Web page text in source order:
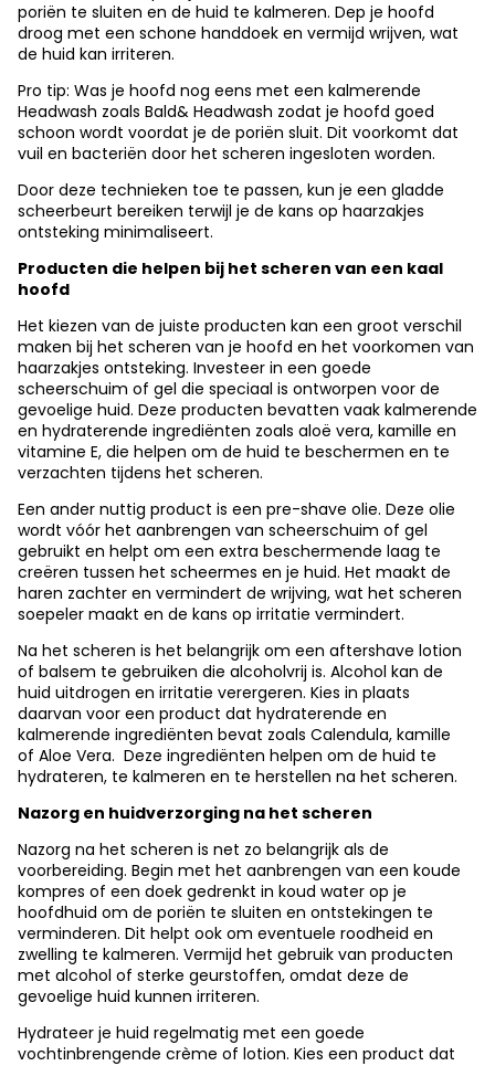
poriën te sluiten en de huid te kalmeren. Dep je hoofd
droog met een schone handdoek en vermijd wrijven, wat
de huid kan irriteren.
Pro tip: Was je hoofd nog eens met een kalmerende
Headwash zoals Bald& Headwash zodat je hoofd goed
schoon wordt voordat je de poriën sluit. Dit voorkomt dat
vuil en bacteriën door het scheren ingesloten worden.
Door deze technieken toe te passen, kun je een gladde
scheerbeurt bereiken terwijl je de kans op haarzakjes
ontsteking minimaliseert.
Producten die helpen bij het scheren van een kaal
hoofd
Het kiezen van de juiste producten kan een groot verschil
maken bij het scheren van je hoofd en het voorkomen van
haarzakjes ontsteking. Investeer in een goede
scheerschuim of gel die speciaal is ontworpen voor de
gevoelige huid. Deze producten bevatten vaak kalmerende
en hydraterende ingrediënten zoals aloë vera, kamille en
vitamine E, die helpen om de huid te beschermen en te
verzachten tijdens het scheren.
Een ander nuttig product is een pre-shave olie. Deze olie
wordt vóór het aanbrengen van scheerschuim of gel
gebruikt en helpt om een extra beschermende laag te
creëren tussen het scheermes en je huid. Het maakt de
haren zachter en vermindert de wrijving, wat het scheren
soepeler maakt en de kans op irritatie vermindert.
Na het scheren is het belangrijk om een aftershave lotion
of balsem te gebruiken die alcoholvrij is. Alcohol kan de
huid uitdrogen en irritatie verergeren. Kies in plaats
daarvan voor een product dat hydraterende en
kalmerende ingrediënten bevat zoals Calendula, kamille
of Aloe Vera. Deze ingrediënten helpen om de huid te
hydrateren, te kalmeren en te herstellen na het scheren.
Nazorg en huidverzorging na het scheren
Nazorg na het scheren is net zo belangrijk als de
voorbereiding. Begin met het aanbrengen van een koude
kompres of een doek gedrenkt in koud water op je
hoofdhuid om de poriën te sluiten en ontstekingen te
verminderen. Dit helpt ook om eventuele roodheid en
zwelling te kalmeren. Vermijd het gebruik van producten
met alcohol of sterke geurstoffen, omdat deze de
gevoelige huid kunnen irriteren.
Hydrateer je huid regelmatig met een goede
vochtinbrengende crème of lotion. Kies een product dat